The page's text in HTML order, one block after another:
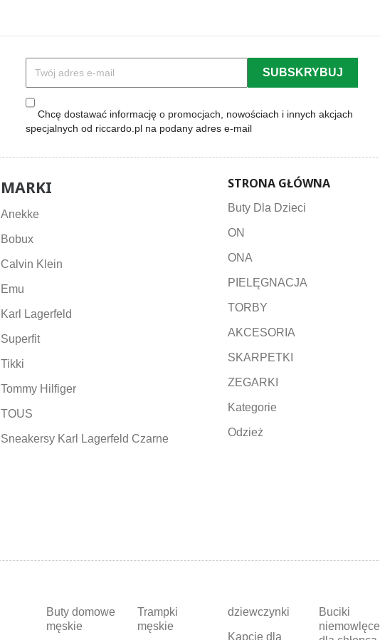
Chcę dostawać informację o promocjach, nowościach i innych akcjach
specjalnych od riccardo.pl na podany adres e-mail
MARKI
Anekke
Bobux
Calvin Klein
Emu
Karl Lagerfeld
Superfit
Tikki
Tommy Hilfiger
TOUS
Sneakersy Karl Lagerfeld Czarne
STRONA GŁÓWNA
Buty Dla Dzieci
ON
ONA
PIELĘGNACJA
TORBY
AKCESORIA
SKARPETKI
ZEGARKI
Kategorie
Odzież
Buty domowe
męskie
Trampki
męskie
dziewczynki
Kapcie dla
Buciki
niemowlęce